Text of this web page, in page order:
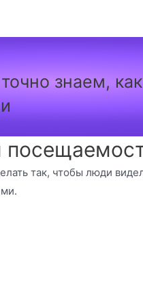
знаем,
так, чтобы люди